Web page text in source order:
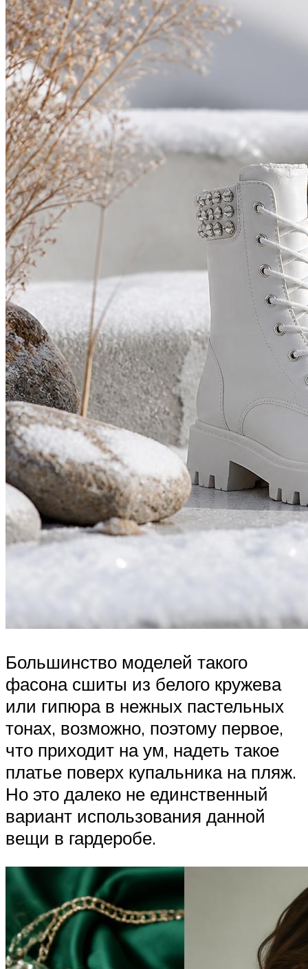
Большинство моделей такого
фасона сшиты из белого кружева
или гипюра в нежных пастельных
тонах, возможно, поэтому первое,
что приходит на ум, надеть такое
платье поверх купальника на пляж.
Но это далеко не единственный
вариант использования данной
вещи в гардеробе.